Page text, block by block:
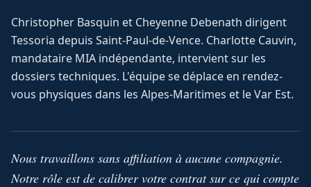
Christopher Basquin et Cheyenne Debenath dirigent
Tessoria depuis Saint-Paul-de-Vence. Charlotte Cauvin,
mandataire MIA indépendante, intervient sur les
dossiers techniques. L'équipe se déplace en rendez-
vous physiques dans les Alpes-Maritimes et le Var Est.
Nous travaillons sans affiliation à aucune compagnie.
Notre rôle est de calibrer votre contrat sur ce qui compte